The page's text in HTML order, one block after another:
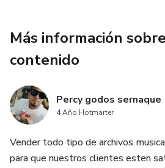
Más información
contenido
Percy godos sernaque
4 Año Hotmarter
Vender todo tipo de archivos
para que nuestros clientes esten